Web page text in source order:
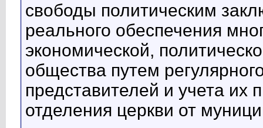
свободы политическим
реального обеспечения
экономической,
общества путем
представителей и учета их
отделения церкви от